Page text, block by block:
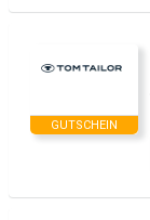
GUTSCHEIN